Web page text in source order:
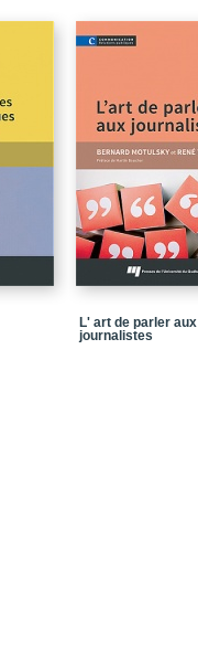
L' art de parler aux
journalistes